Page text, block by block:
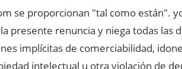
se proporcionan "tal como están".
presente renuncia y niega todas las
implícitas de comerciabilidad,
intelectual u otra violación de